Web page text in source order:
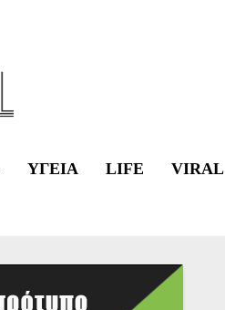
ΥΓΕΊΑ LIFE VIRAL